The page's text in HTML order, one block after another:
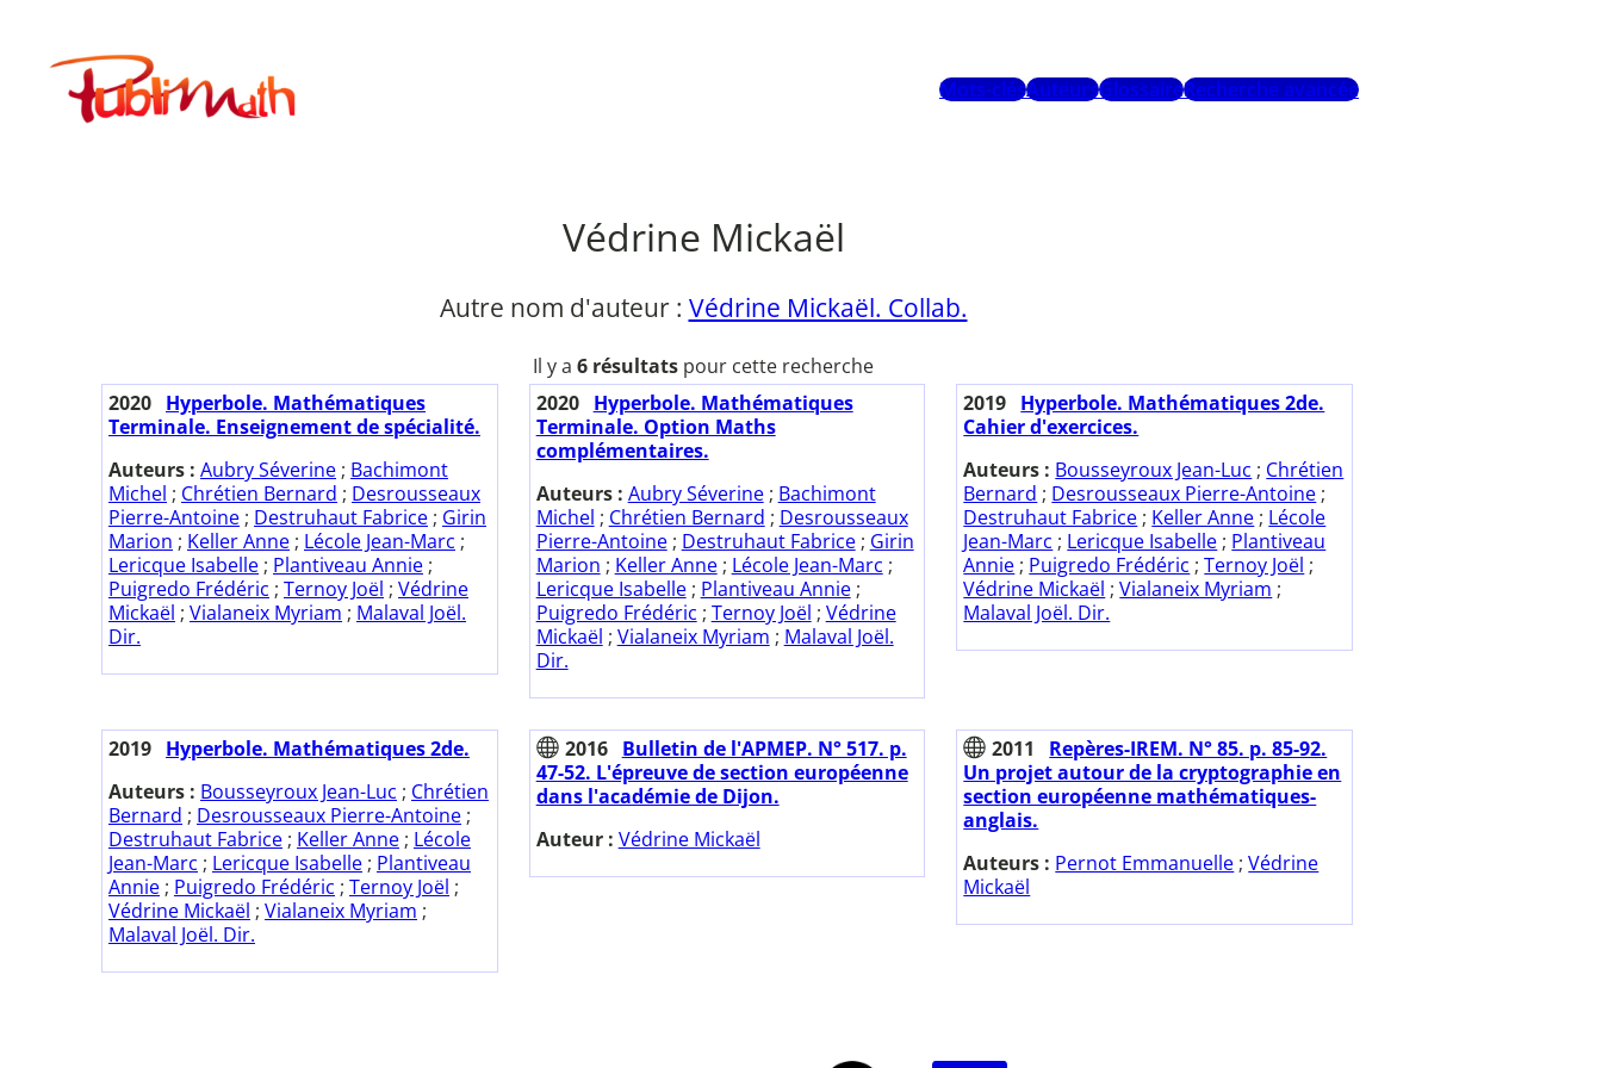
contenuPublimath
Mots-clésAuteursGlossaireRecherche avancée
Védrine Mickaël
Autre nom d'auteur : Védrine Mickaël. Collab.
Il y a 6 résultats pour cette recherche
2020 Hyperbole. Mathématiques
Terminale. Enseignement de spécialité.
Auteurs : Aubry Séverine ; Bachimont
Michel ; Chrétien Bernard ; Desrousseaux
Pierre-Antoine ; Destruhaut Fabrice ; Girin
Marion ; Keller Anne ; Lécole Jean-Marc ;
Lericque Isabelle ; Plantiveau Annie ;
Puigredo Frédéric ; Ternoy Joël ; Védrine
Mickaël ; Vialaneix Myriam ; Malaval Joël.
Dir.
2020
Hyperbole. Mathématiques
Terminale. Option Maths
complémentaires.
Auteurs : Aubry Séverine; Bachimont
Michel ; Chrétien Bernard ; Desrousseaux
Pierre-Antoine; Destruhaut Fabrice; Girin
Marion ; Keller Anne; Lécole Jean-Marc ;
Lericque Isabelle; Plantiveau Annie;
Puigredo Frédéric ; Ternoy Joël ; Védrine
Mickaël ; Vialaneix Myriam ; Malaval Joël.
Dir.
2019 Hyperbole. Mathématiques 2de.
Cahier d'exercices.
Auteurs : Bousseyroux Jean-Luc ; Chrétien
Bernard ; Desrousseaux Pierre-Antoine ;
Destruhaut Fabrice ; Keller Anne ; Lécole
Jean-Marc ; Lericque Isabelle ; Plantiveau
Annie ; Puigredo Frédéric ;Ternoy Joël ;
Védrine Mickaël ;Vialaneix Myriam ;
Malaval Joël. Dir.
2019 Hyperbole. Mathématiques 2de.
Auteurs : Bousseyroux Jean-Luc ; Chrétien
Bernard ; Desrousseaux Pierre-Antoine ;
Destruhaut Fabrice ; Keller Anne ; Lécole
Jean-Marc ; Lericque Isabelle ; Plantiveau
Annie ; Puigredo Frédéric ; Ternoy Joël ;
Védrine Mickaël ; Vialaneix Myriam ;
Malaval Joël. Dir.
2016
Bulletin de l'APMEP. N° 517. p.
47-52. L'épreuve de section européenne
dans l'académie de Dijon.
Auteur : Védrine Mickaël
2011
Repères-IREM. N° 85. p. 85-92.
Un projet autour de la cryptographie en
section européenne mathématiques-
anglais.
Auteurs : Pernot Emmanuelle ;Védrine
Mickaël